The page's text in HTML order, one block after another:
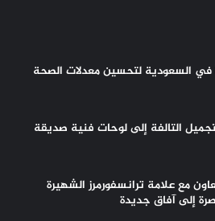
في السعودية لتحسين معدلات الصحة
التالفة إلى لوحات فنية صديقة
مع علامة ترانسفورمرز الشهيرة
إلى آفاق جديدة